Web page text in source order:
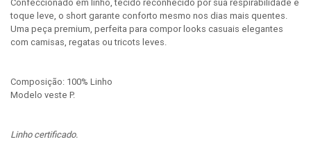
toque leve, o short garante conforto mesmo nos dias mais quentes.
Uma peça premium, perfeita para compor looks casuais elegantes
com camisas, regatas ou tricots leves.
Composição: 100% Linho
Modelo veste P.
Linho certificado.